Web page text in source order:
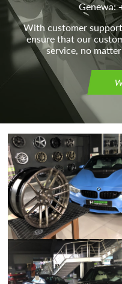
Genewa:
With customer
ensure that our
service, no